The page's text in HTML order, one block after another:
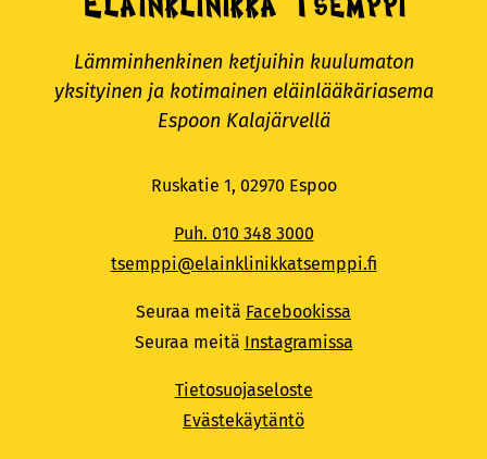
Lämminhenkinen ketjuihin kuulumaton
yksityinen ja kotimainen eläinlääkäriasema
Espoon Kalajärvellä
Ruskatie 1, 02970 Espoo
Puh. 010 348 3000
tsemppi@elainklinikkatsemppi.fi
Seuraa meitä Facebookissa
Seuraa meitä Instagramissa
Tietosuojaseloste
Evästekäytäntö